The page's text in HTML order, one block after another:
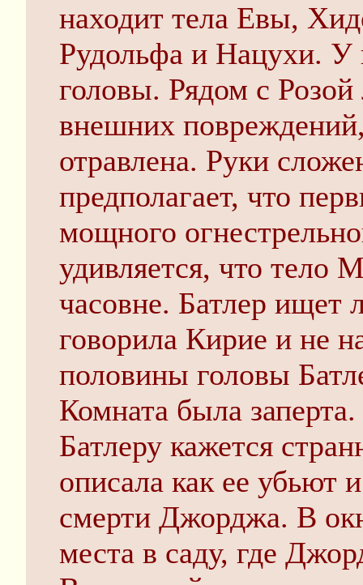
находит тела Евы,
Рудольфа и Нацухи. У
головы. Рядом с
внешних
отравлена. Руки
предполагает, что
мощного
удивляется, что тело
часовне. Батлер ищет
говорила Кирие и не
половины головы
Комната была
Батлеру кажется
описала как ее убьют
смерти Джорджа. В
места в саду, где